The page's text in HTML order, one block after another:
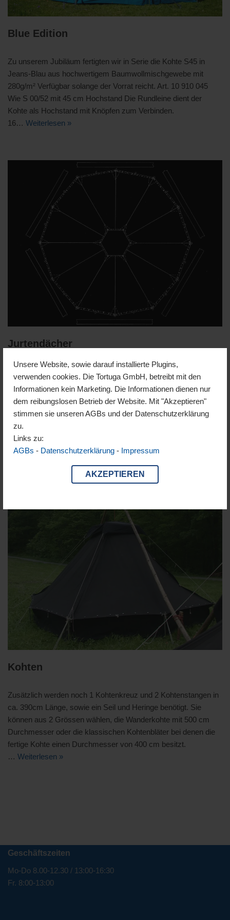
Unsere Website, sowie darauf installierte Plugins,
verwenden cookies. Die Tortuga GmbH, betreibt mit den
Informationen kein Marketing. Die Informationen dienen nur
dem reibungslosen Betrieb der Website. Mit "Akzeptieren"
stimmen sie unseren AGBs und der Datenschutzerklärung
zu.
Links zu:
AGBs - Datenschutzerklärung - Impressum
AKZEPTIEREN
Blue Edition
Zu unserem Jubiläum fertigten wir in Serie die Kohte S45 in
Jeans-Blau aus hochwertigem Baumwollmischgewebe mit
280g/m² Verfügbar solange der Vorrat reicht. Art. 10 910 045
Wie S 00/52 mit 45 cm Hochstand Die Rundleine dient der
Kohte als Hochstand mit Knöpfen zum Verbinden.
16… Weiterlesen »
Jurtendächer
Wir bieten zahlreiche Möglichkeiten das Dach ihrer Jurte zu
gestalten. Nachfolgend stellen wir Möglichkeiten und Bauteile
vor. Das klassische System wird mit Doppel-Knopf Verbindung
aufgebaut. Etwas weniger vielseitig aber dafür schneller ist das
Schlinge-Öse oder auch Schlaufen System. Tortuga entwickelte
Kohten
Zusätzlich werden noch 1 Kohtenkreuz und 2 Kohtenstangen in
ca. 390cm Länge, sowie ein Seil und Heringe benötigt. Sie
können aus 2 Grössen wählen, die Wanderkohte mit 500 cm
Durchmesser oder die klassischen Kohtenbläter bei denen die
fertige Kohte einen Durchmesser von 400 cm besitzt.
… Weiterlesen »
Geschäftszeiten
Mo-Do 8.00-12.30 / 13:00-16:30
Fr. 8:00-13:00